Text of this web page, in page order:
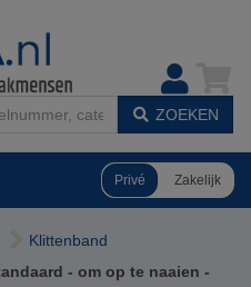
ZOEKEN
Privé Zakelijk
Klittenband
- om op te naaien -